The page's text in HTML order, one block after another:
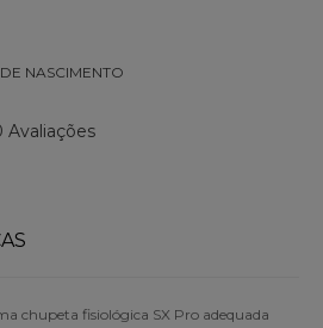
NASCIMENTO
Avaliações
chupeta fisiológica SX Pro adequada